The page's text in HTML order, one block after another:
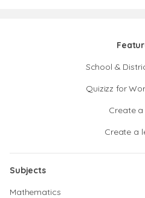
School &
Quizizz for
Create a
Create a
Subjects
Mathematics